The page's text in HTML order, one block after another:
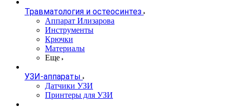
Травматология и остеосинтез
Аппарат Илизарова
Инструменты
Крючки
Материалы
Еще
УЗИ-аппараты
Датчики УЗИ
Принтеры для УЗИ